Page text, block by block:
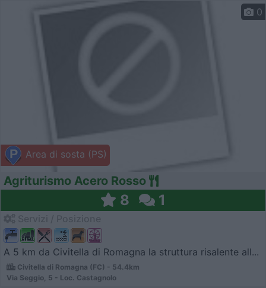
Area di sosta (PS)
0
Agriturismo Acero Rosso
8 1
A 5 km da Civitella di Romagna la struttura risalente all...
Civitella di Romagna (FC) - 54.4km
Via Seggio, 5 - Loc. Castagnolo